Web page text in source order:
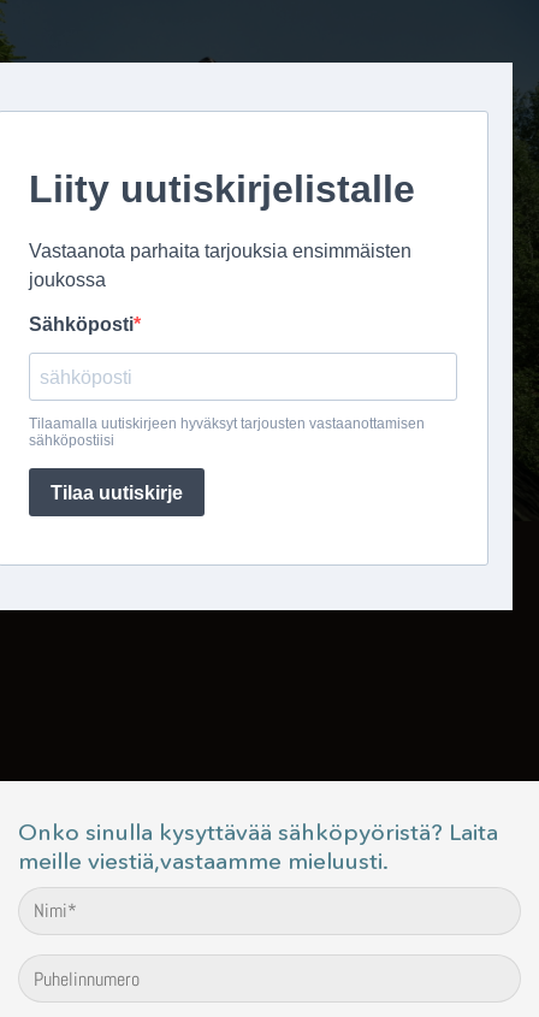
Onko sinulla kysyttävää sähköpyöristä? Laita
meille viestiä,vastaamme mieluusti.